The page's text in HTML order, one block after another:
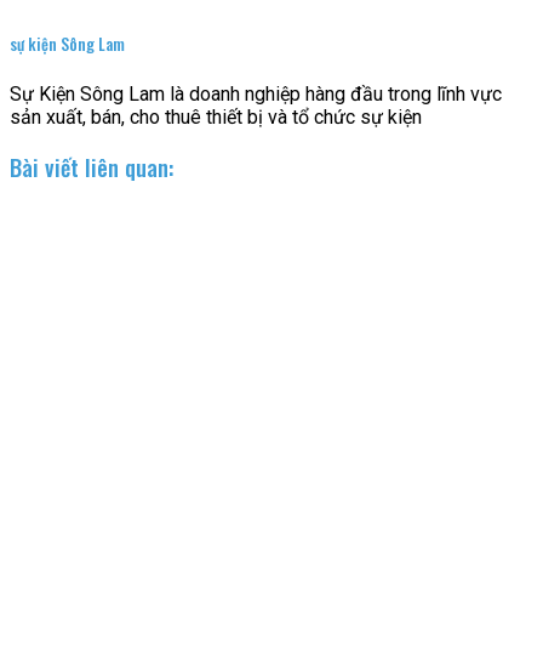
sự kiện Sông Lam
Sự Kiện Sông Lam là doanh nghiệp hàng đầu trong lĩnh vực
sản xuất, bán, cho thuê thiết bị và tổ chức sự kiện
Bài viết liên quan: